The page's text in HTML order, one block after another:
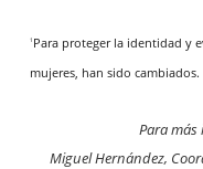
1 Para proteger la identidad y
mujeres, han sido cambiados.
Para
Miguel Hernández, C